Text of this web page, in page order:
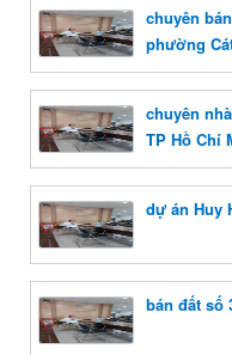
chuyên
phường
chuyên
TP Hồ Chí
dự án Huy
bán đất số